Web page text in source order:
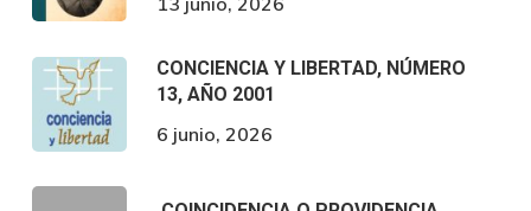
CONCIENCIA Y LIBERTAD, NÚMERO
13, AÑO 2001
6 junio, 2026